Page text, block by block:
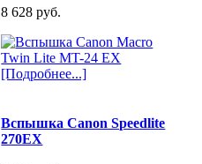
8 628 pуб.
[Подробнее...]
Вспышка Canon Speedlite
270EX